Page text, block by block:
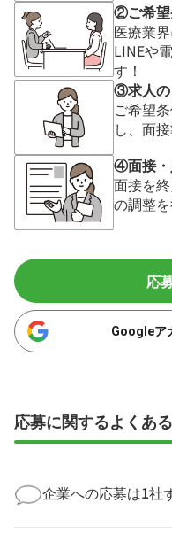
②ご希望
医療業
LINEや
す！
③求人の
ご希望
し、面
④面接・
面接を
の調整
応
Googleア
応募に関するよくあ
企業への応募は1社